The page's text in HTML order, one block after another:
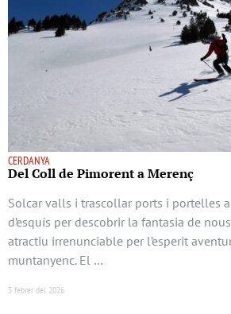
CERDANYA
Del Coll de Pimorent a Merenç
Solcar valls i trascollar ports i portelles
d’esquís per descobrir la fantasia de
atractiu irrenunciable per l’esperit
muntanyenc. El …
3 febrer del 2026